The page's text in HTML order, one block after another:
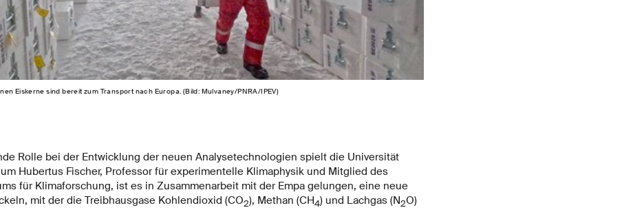
Eiskerne sind bereit zum Transport nach Europa. (Bild: Mulvaney/PNRA/IPEV)
Rolle bei der Entwicklung der neuen Analysetechnologien spielt die Universität
Hubertus Fischer, Professor für experimentelle Klimaphysik und Mitglied des
für Klimaforschung, ist es in Zusammenarbeit mit der Empa gelungen, eine neue
mit der die Treibhausgase Kohlendioxid (CO2), Methan (CH4) und Lachgas (N2O)